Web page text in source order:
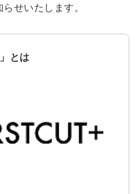
せいたします。
とは